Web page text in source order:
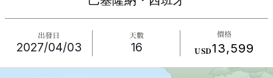
出發日
2027/04/03
天數
16
價格
USD13,599